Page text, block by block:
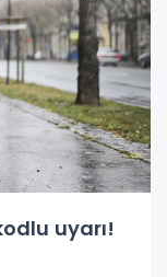
uyarı!